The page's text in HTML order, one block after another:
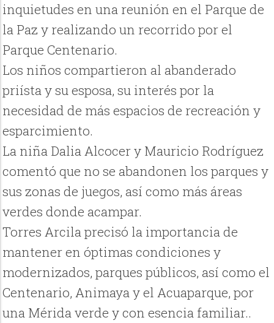
inquietudes en una reunión en el Parque de
la Paz y realizando un recorrido por el
Parque Centenario.
Los niños compartieron al abanderado
priísta y su esposa, su interés por la
necesidad de más espacios de recreación y
esparcimiento.
La niña Dalia Alcocer y Mauricio Rodríguez
comentó que no se abandonen los parques y
sus zonas de juegos, así como más áreas
verdes donde acampar.
Torres Arcila precisó la importancia de
mantener en óptimas condiciones y
modernizados, parques públicos, así como el
Centenario, Animaya y el Acuaparque, por
una Mérida verde y con esencia familiar..